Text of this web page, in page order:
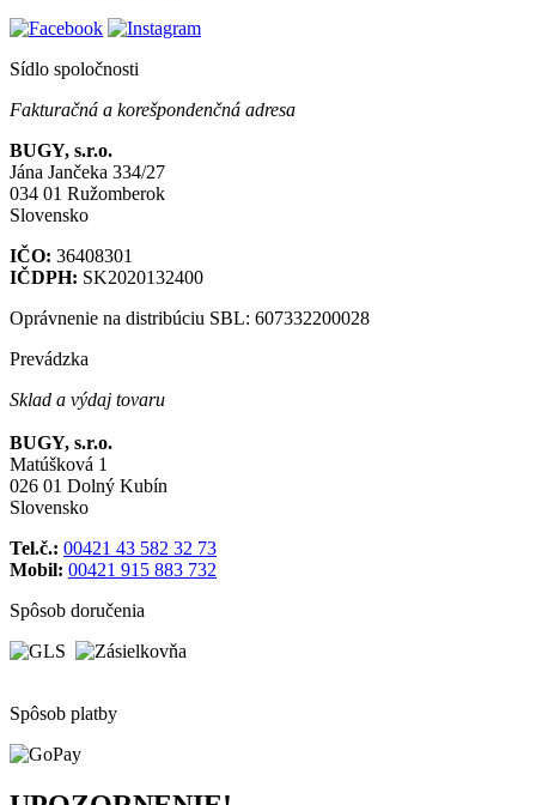
Sídlo spoločnosti
Fakturačná a korešpondenčná adresa
BUGY, s.r.o.
Jána Jančeka 334/27
034 01 Ružomberok
Slovensko
IČO: 36408301
IČDPH: SK2020132400
Oprávnenie na distribúciu SBL: 607332200028
Prevádzka
Sklad a výdaj tovaru
BUGY, s.r.o.
Matúšková 1
026 01 Dolný Kubín
Slovensko
Tel.č.: 00421 43 582 32 73
Mobil: 00421 915 883 732
Spôsob doručenia
Spôsob platby